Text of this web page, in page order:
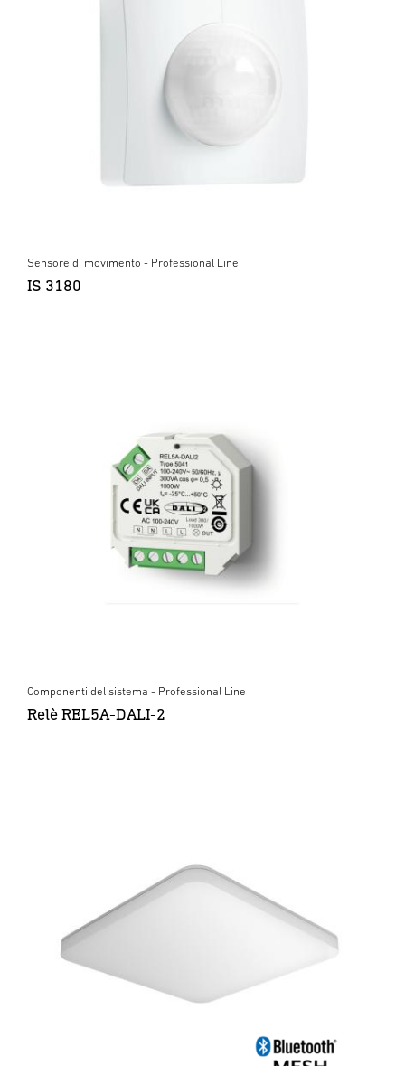
Sensore di movimento - Professional Line
IS 3180
Componenti del sistema - Professional Line
Relè REL5A-DALI-2